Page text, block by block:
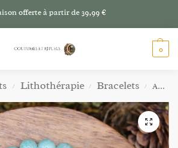
offerte à partir de 39,99 €
0
/ Lithothérapie / Bracelets / Amazonite – Perles de 6mm